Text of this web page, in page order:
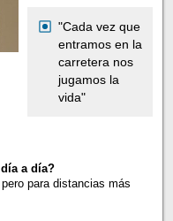
"Cada vez que
entramos en la
carretera nos
jugamos la
vida"
a día?
para distancias más